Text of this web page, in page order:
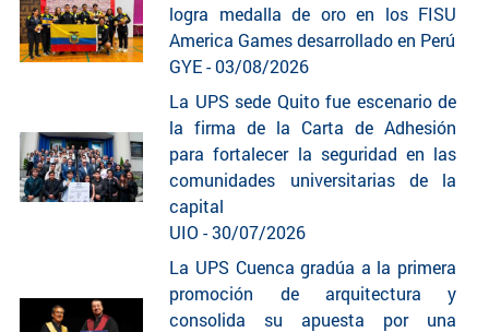
logra medalla de oro en los FISU
America Games desarrollado en Perú
GYE - 03/08/2026
La UPS sede Quito fue escenario de
la firma de la Carta de Adhesión
para fortalecer la seguridad en las
comunidades universitarias de la
capital
UIO - 30/07/2026
La UPS Cuenca gradúa a la primera
promoción de arquitectura y
consolida su apuesta por una